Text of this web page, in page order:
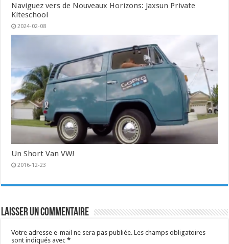
Naviguez vers de Nouveaux Horizons: Jaxsun Private
Kiteschool
2024-02-08
Un Short Van VW!
2016-12-23
Laisser un commentaire
Votre adresse e-mail ne sera pas publiée. Les champs obligatoires
sont indiqués avec*